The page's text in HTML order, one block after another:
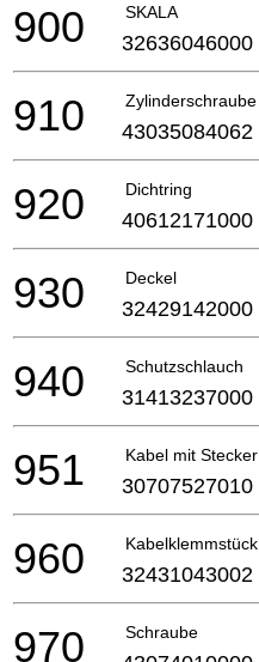
SKALA
900 32636046000
Zylinderschraube
910 43035084062
Dichtring
920 40612171000
Deckel
930 32429142000
Schutzschlauch
940 31413237000
Kabel mit Stecker
951 30707527010
Kabelklemmstück
960 32431043002
Schraube
970